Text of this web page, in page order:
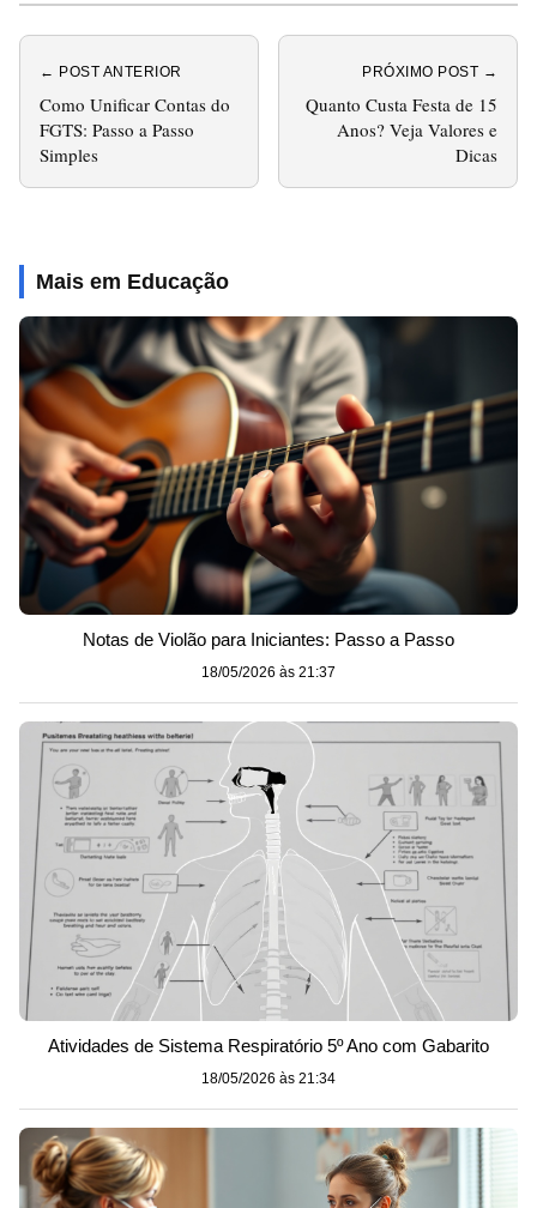
← POST ANTERIOR
Como Unificar Contas do
FGTS: Passo a Passo
Simples
PRÓXIMO POST →
Quanto Custa Festa de 15
Anos? Veja Valores e
Dicas
Mais em Educação
Notas de Violão para Iniciantes: Passo a Passo
18/05/2026 às 21:37
Atividades de Sistema Respiratório 5º Ano com Gabarito
18/05/2026 às 21:34